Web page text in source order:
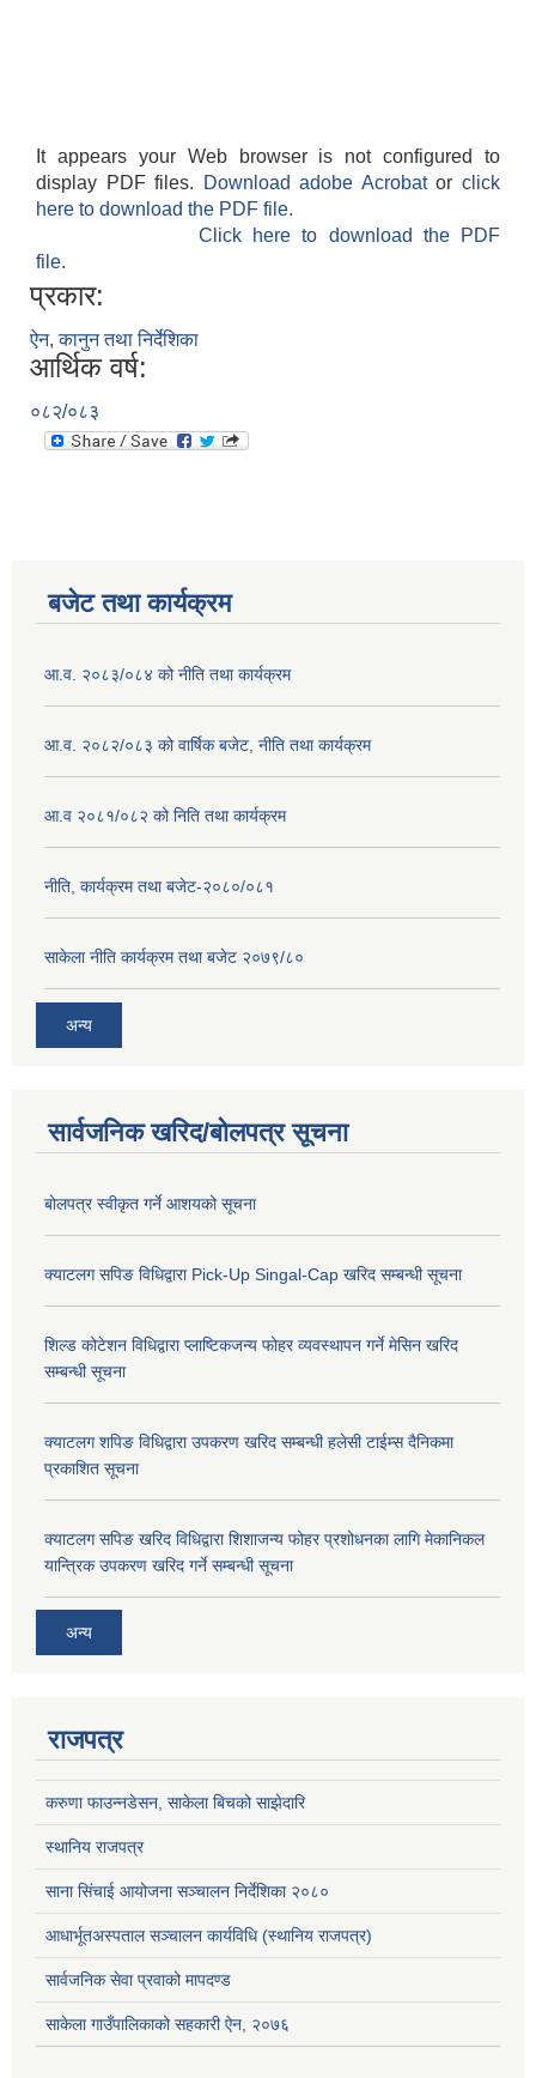
It appears your Web browser is not configured to
display PDF files.
Download adobe Acrobatorclick
here to download the PDF file.
Click here to download the PDF
file.
प्रकार:
ऐन, कानुन तथा निर्देशिका
आर्थिक वर्ष:
०८२/०८३
बजेट तथा कार्यक्रम
आ.व. २०८३/०८४ को नीति तथा कार्यक्रम
आ.व. २०८२/०८३ को वार्षिक बजेट, नीति तथा कार्यक्रम
आ.व २०८१/०८२ को निति तथा कार्यक्रम
नीति, कार्यक्रम तथा बजेट-२०८०/०८१
साकेला नीति कार्यक्रम तथा बजेट २०७९/८०
अन्य
सार्वजनिक खरिद/बोलपत्र सूचना
बोलपत्र स्वीकृत गर्ने आशयको सूचना
क्याटलग सपिङ विधिद्वारा Pick-Up Singal-Cap खरिद सम्बन्धी सूचना
शिल्ड कोटेशन विधिद्वारा प्लाष्टिकजन्य फोहर व्यवस्थापन गर्ने मेसिन खरिद
सम्बन्धी सूचना
क्याटलग शपिङ विधिद्वारा उपकरण खरिद सम्बन्धी हलेसी टाईम्स दैनिकमा
प्रकाशित सूचना
क्याटलग सपिङ खरिद विधिद्वारा शिशाजन्य फोहर प्रशोधनका लागि मेकानिकल
यान्त्रिक उपकरण खरिद गर्ने सम्बन्धी सूचना
अन्य
राजपत्र
करुणा फाउन्नडेसन, साकेला बिचको साझेदारि
स्थानिय राजपत्र
साना सिंचाई आयोजना सञ्चालन निर्देशिका २०८०
आधार्भूतअस्पताल सञ्चालन कार्यविधि (स्थानिय राजपत्र)
सार्वजनिक सेवा प्रवाको मापदण्ड
साकेला गाउँपालिकाको सहकारी ऐन, २०७६